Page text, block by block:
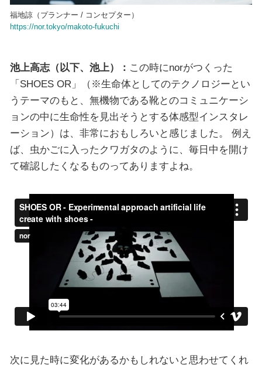
福地諒（プランナー / コンセプター）
https://nor.tokyo/makoto-fukuchi
池上高志（以下、池上）： この時にnorがつくった
「SHOES OR」（※生命体としてのテクノロジーとい
うテーマのもと、無機物である靴とのコミュニケーシ
ョンの中に生命性を見出そうとする体感型インスタレ
ーション）は、非常におもしろいと感じました。 例え
ば、虫かごに入ったクワガタのように、毎日中を開け
て確認したくなるものってありますよね。
次に見た時に変化があるかもしれないと思わせてくれ